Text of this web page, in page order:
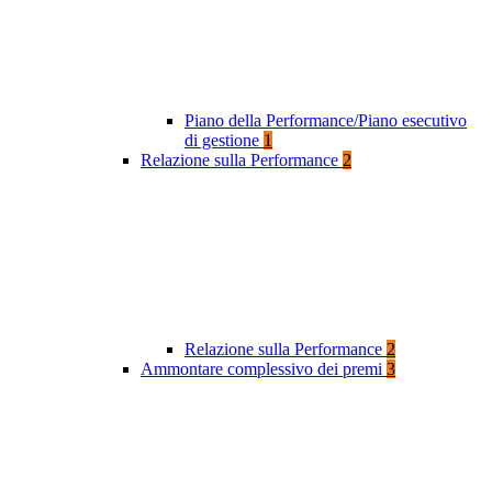
Piano della Performance/Piano esecutivo
di gestione 1
Relazione sulla Performance 2
Relazione sulla Performance 2
Ammontare complessivo dei premi 3